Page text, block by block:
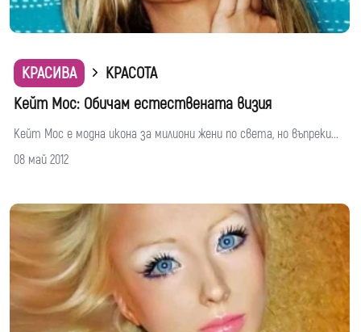
КРАСИВА
КРАСОТА
Кейт Мос: Обичам естествената визия
Кейт Мос е модна икона за милиони жени по света, но въпреки...
08 май 2012